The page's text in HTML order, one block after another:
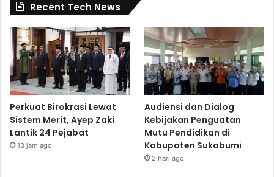
Recent Tech News
Perkuat Birokrasi Lewat
Sistem Merit, Ayep Zaki
Lantik 24 Pejabat
13 jam ago
Audiensi dan Dialog
Kebijakan Penguatan
Mutu Pendidikan di
Kabupaten Sukabumi
2 hari ago